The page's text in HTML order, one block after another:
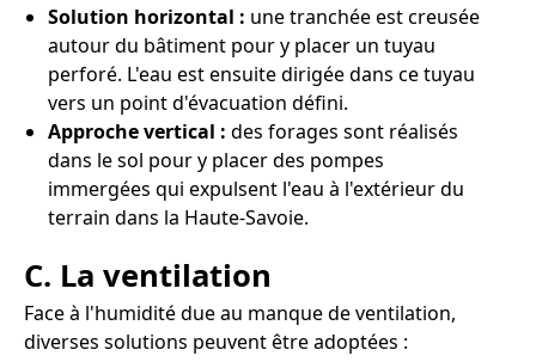
Solution horizontal : une tranchée est creusée
autour du bâtiment pour y placer un tuyau
perforé. L'eau est ensuite dirigée dans ce tuyau
vers un point d'évacuation défini.
Approche vertical : des forages sont réalisés
dans le sol pour y placer des pompes
immergées qui expulsent l'eau à l'extérieur du
terrain dans la Haute-Savoie.
C. La ventilation
Face à l'humidité due au manque de ventilation,
diverses solutions peuvent être adoptées :